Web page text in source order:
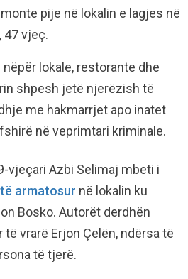
pije në lokalin e lagjes në
47 vjeç.
lokale, restorante dhe
shpesh jetë njerëzish të
me hakmarrjet apo inatet
në veprimtari kriminale.
vjeçari Azbi Selimaj mbeti i
armatosur në lokalin ku
Bosko. Autorët derdhën
vrarë Erjon Çelën, ndërsa të
të tjerë.